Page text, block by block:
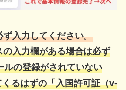
入力してください。
の入力欄がある場合は必ず
ルの登録がされていない
るはずの「入国許可証（v-